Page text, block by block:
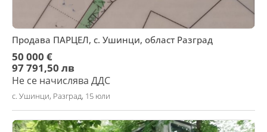
Продава ПАРЦЕЛ, с. Ушинци, област Разград
50 000 €
97 791,50 лв
Не се начислява ДДС
с. Ушинци, Разград, 15 юли